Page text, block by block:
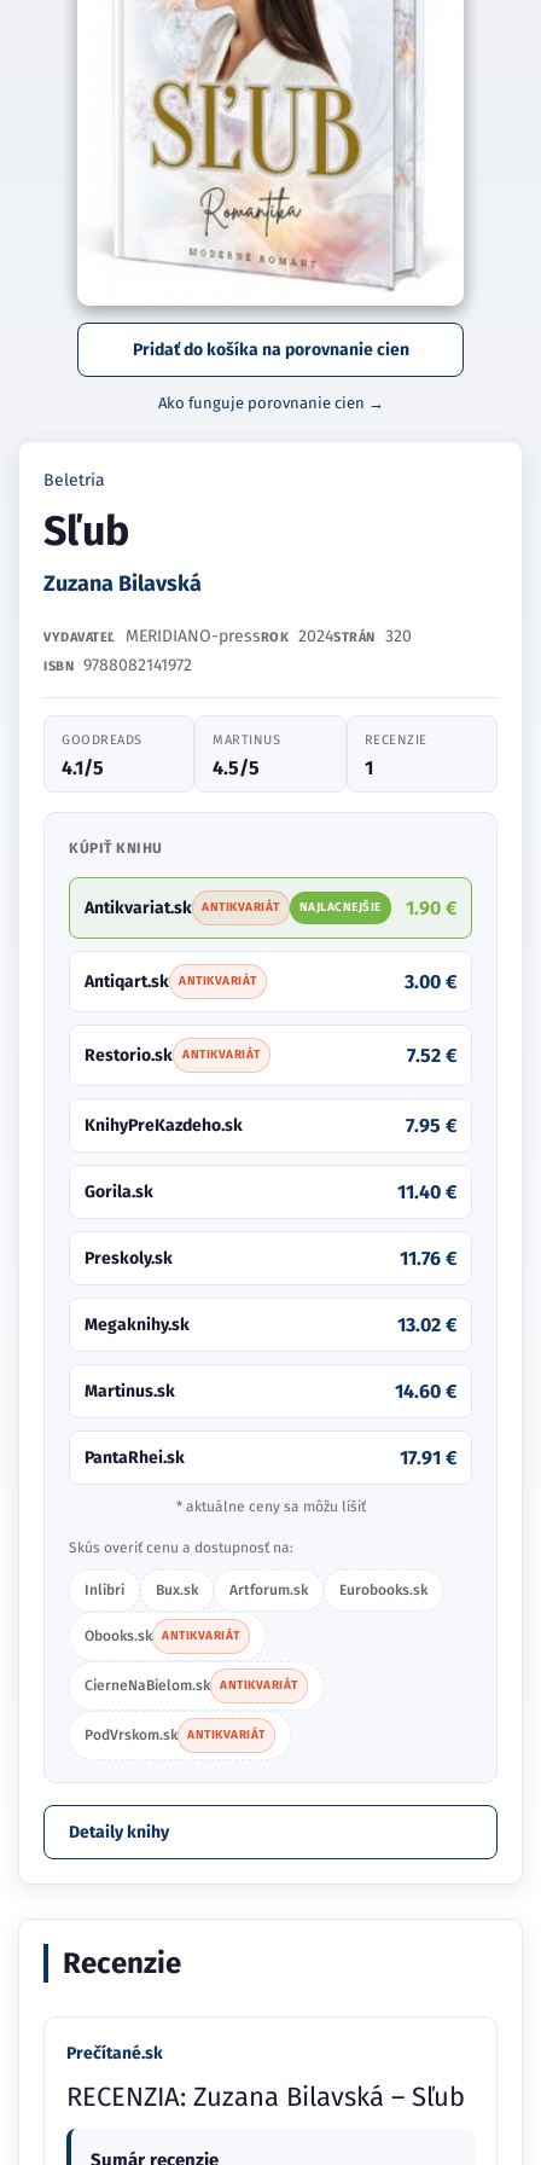
Pridať do košíka na porovnanie cien
Ako funguje porovnanie cien →
Beletria
Sľub
Zuzana Bilavská
VYDAVATEĽ MERIDIANO-pressROK 2024STRÁN 320
ISBN 9788082141972
GOODREADS
4.1/5
MARTINUS
4.5/5
RECENZIE
1
KÚPIŤ KNIHU
Antikvariat.sk ANTIKVARIÁT NAJLACNEJŠIE 1.90 €
Antiqart.sk ANTIKVARIÁT 3.00 €
Restorio.sk ANTIKVARIÁT 7.52 €
KnihyPreKazdeho.sk 7.95 €
Gorila.sk 11.40 €
Preskoly.sk 11.76 €
Megaknihy.sk 13.02 €
Martinus.sk 14.60 €
PantaRhei.sk 17.91 €
* aktuálne ceny sa môžu líšiť
Skús overiť cenu a dostupnosť na:
Inlibri Bux.sk Artforum.sk Eurobooks.sk
Obooks.sk ANTIKVARIÁT
CierneNaBielom.sk ANTIKVARIÁT
PodVrskom.sk ANTIKVARIÁT
Detaily knihy
Recenzie
Prečítané.sk
RECENZIA: Zuzana Bilavská – Sľub